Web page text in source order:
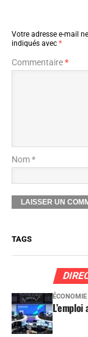
Votre adresse e-mail
indiqués avec *
Commentaire*
Nom *
TAGS
ÉCONOMIE